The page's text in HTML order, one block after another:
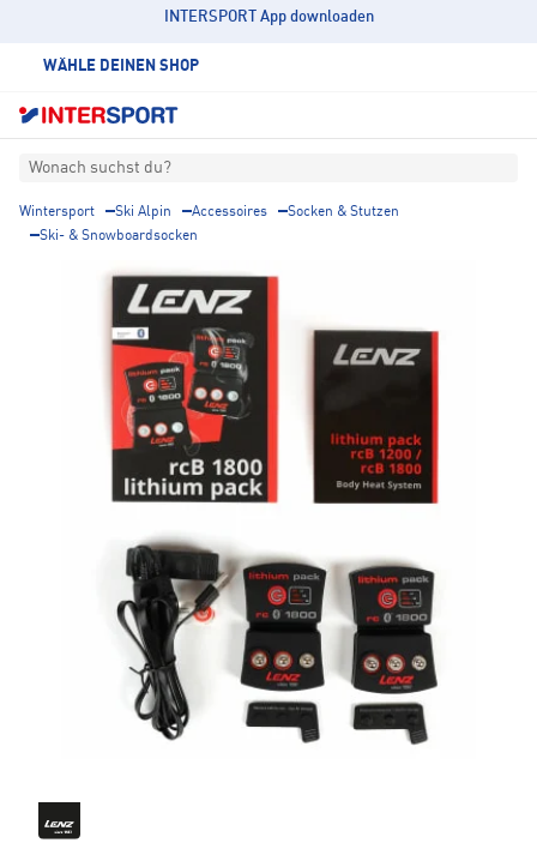
INTERSPORT App downloaden
WÄHLE DEINEN SHOP
Wonach suchst du?
Wintersport Ski Alpin Accessoires
Socken & Stutzen
Ski- & Snowboardsocken